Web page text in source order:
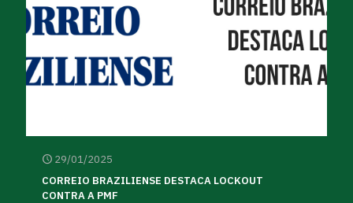
29/01/2025
CORREIO BRAZILIENSE DESTACA LOCKOUT
CONTRA A PMF